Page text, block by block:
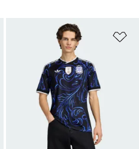
Wunschliste hinzufügen